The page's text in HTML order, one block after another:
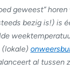
geweest”
bezig is!) is
al tussen